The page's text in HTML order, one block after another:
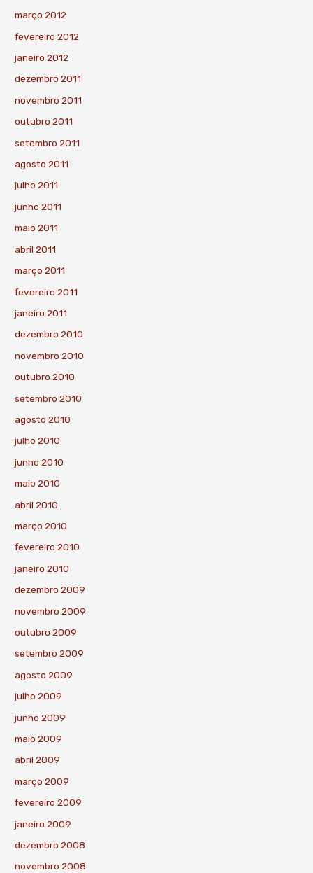
março 2012
fevereiro 2012
janeiro 2012
dezembro 2011
novembro 2011
outubro 2011
setembro 2011
agosto 2011
julho 2011
junho 2011
maio 2011
abril 2011
março 2011
fevereiro 2011
janeiro 2011
dezembro 2010
novembro 2010
outubro 2010
setembro 2010
agosto 2010
julho 2010
junho 2010
maio 2010
abril 2010
março 2010
fevereiro 2010
janeiro 2010
dezembro 2009
novembro 2009
outubro 2009
setembro 2009
agosto 2009
julho 2009
junho 2009
maio 2009
abril 2009
março 2009
fevereiro 2009
janeiro 2009
dezembro 2008
novembro 2008